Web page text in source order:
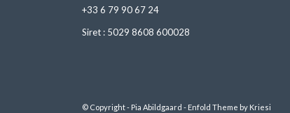
+33 6 79 90 67 24
Siret : 5029 8608 600028
© Copyright - Pia Abildgaard - Enfold Theme by Kriesi